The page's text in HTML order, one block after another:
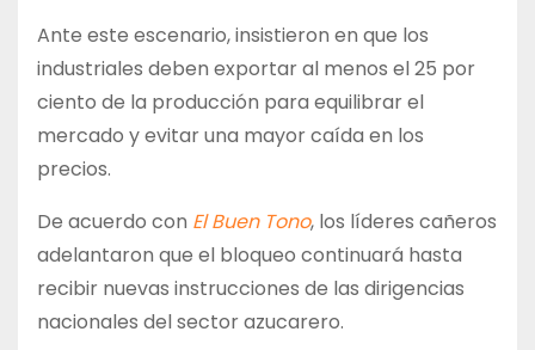
Ante este escenario, insistieron en que los
industriales deben exportar al menos el 25 por
ciento de la producción para equilibrar el
mercado y evitar una mayor caída en los
precios.
De acuerdo con El Buen Tono, los líderes cañeros
adelantaron que el bloqueo continuará hasta
recibir nuevas instrucciones de las dirigencias
nacionales del sector azucarero.